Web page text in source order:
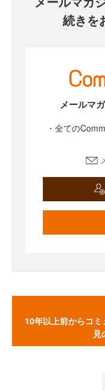
続きを
メールマ
・全ての
10年以上前からコ
見